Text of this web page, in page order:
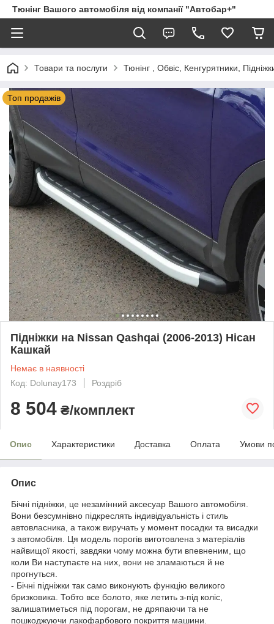
Тюнінг Вашого автомобіля від компанії "Автобар+"
Товари та послуги Тюнінг , Обвіс, Кенгурятники,
Топ продажів
Підніжки на Nissan Qashqai (2006-2013) Нісан
Кашкай
Немає в наявності
Код: Dolunay173
Роздріб
8 504 ₴/комплект
Опис Характеристики Доставка Оплата Умови
Опис
Бічні підніжки, це незамінний аксесуар Вашого автомобіля.
Вони безсумнівно підкреслять індивідуальність і стиль
автовласника, а також виручать у момент посадки та висадки
з автомобіля. Ця модель порогів виготовлена з матеріалів
найвищої якості, завдяки чому можна бути впевненим, що
коли Ви наступаєте на них, вони не зламаються й не
прогнуться.
- Бічні підніжки так само виконують функцію великого
бризковика. Тобто все болото, яке летить з-під коліс,
залишатиметься під порогам, не дряпаючи та не
пошкоджуючи лакофарбового покриття машини.